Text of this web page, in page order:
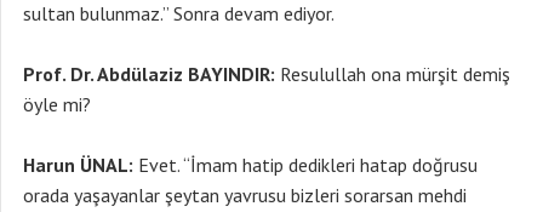
sultan bulunmaz.” Sonra devam ediyor.
Prof. Dr. Abdülaziz BAYINDIR: Resulullah ona mürşit demiş
öyle mi?
Harun ÜNAL: Evet. “İmam hatip dedikleri hatap doğrusu
orada yaşayanlar şeytan yavrusu bizleri sorarsan mehdi